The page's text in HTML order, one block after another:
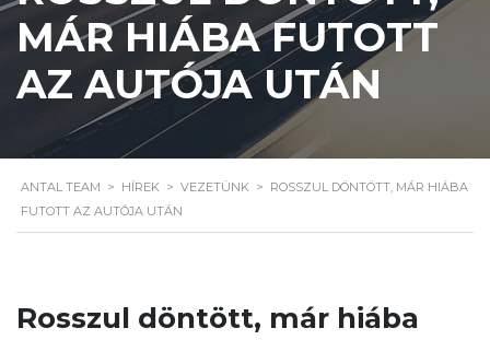
MÁR HIÁBA FUTOTT
AZ AUTÓJA UTÁN
ANTAL TEAM > HÍREK > VEZETÜNK > ROSSZUL DÖNTÖTT, MÁR HIÁBA
FUTOTT AZ AUTÓJA UTÁN
Rosszul döntött, már hiába